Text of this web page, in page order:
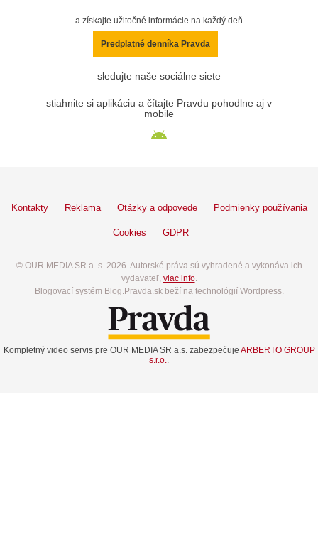
a získajte užitočné informácie na každý deň
Predplatné denníka Pravda
sledujte naše sociálne siete
stiahnite si aplikáciu a čítajte Pravdu pohodlne aj v
mobile
Kontakty Reklama Otázky a odpovede Podmienky používania
Cookies GDPR
© OUR MEDIA SR a. s. 2026. Autorské práva sú vyhradené a vykonáva ich
vydavateľ, viac info.
Blogovací systém Blog.Pravda.sk beží na technológií Wordpress.
Kompletný video servis pre OUR MEDIA SR a.s. zabezpečuje ARBERTO GROUP
s.r.o..